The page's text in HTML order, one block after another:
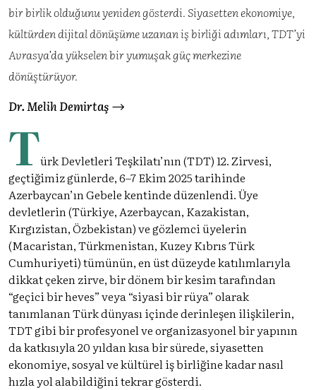
bir birlik olduğunu yeniden gösterdi. Siyasetten ekonomiye,
kültürden dijital dönüşüme uzanan iş birliği adımları, TDT’yi
Avrasya’da yükselen bir yumuşak güç merkezine
dönüştürüyor.
Dr. Melih Demirtaş
Türk Devletleri Teşkilatı’nın (TDT) 12. Zirvesi,
geçtiğimiz günlerde, 6–7 Ekim 2025 tarihinde
Azerbaycan’ın Gebele kentinde düzenlendi. Üye
devletlerin (Türkiye, Azerbaycan, Kazakistan,
Kırgızistan, Özbekistan) ve gözlemci üyelerin
(Macaristan, Türkmenistan, Kuzey Kıbrıs Türk
Cumhuriyeti) tümünün, en üst düzeyde katılımlarıyla
dikkat çeken zirve, bir dönem bir kesim tarafından
“geçici bir heves” veya “siyasi bir rüya” olarak
tanımlanan Türk dünyası içinde derinleşen ilişkilerin,
TDT gibi bir profesyonel ve organizasyonel bir yapının
da katkısıyla 20 yıldan kısa bir sürede, siyasetten
ekonomiye, sosyal ve kültürel iş birliğine kadar nasıl
hızla yol alabildiğini tekrar gösterdi.